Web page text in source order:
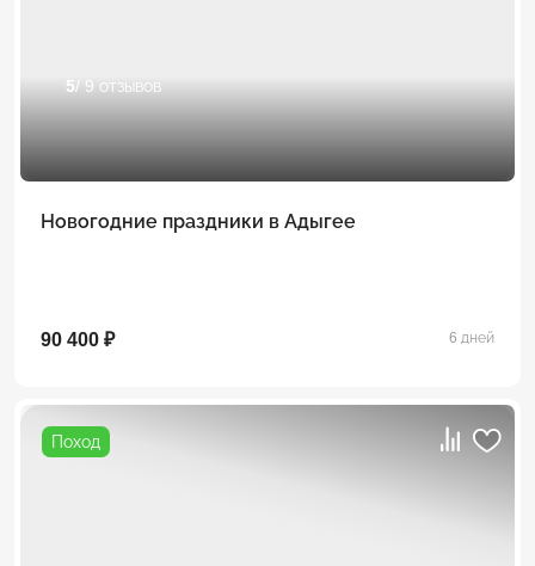
5/ 9 отзывов
Новогодние праздники в Адыгее
90 400 ₽ 6 дней
Поход